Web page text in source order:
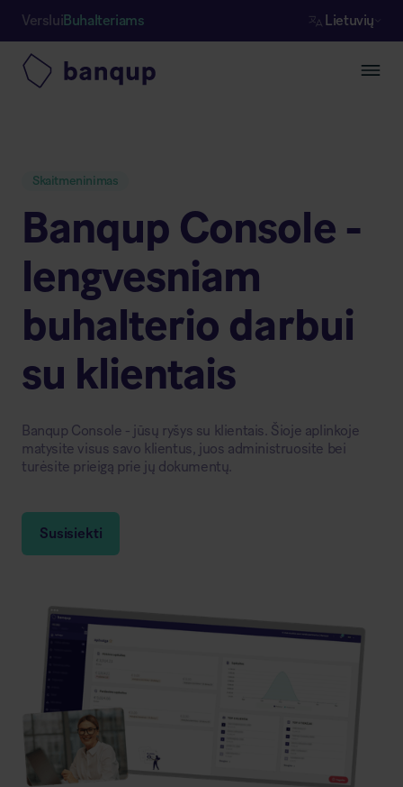
VersluiBuhalteriams Lietuvių
Skaitmeninimas
Banqup Console -
lengvesniam
buhalterio darbui
su klientais
Banqup Console - jūsų ryšys su klientais. Šioje aplinkoje
matysite visus savo klientus, juos administruosite bei
turėsite prieigą prie jų dokumentų.
Susisiekti